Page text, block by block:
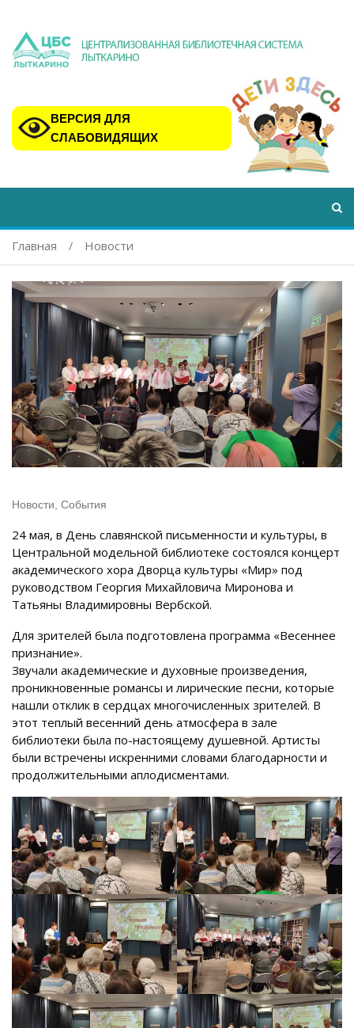
ВЕРСИЯ ДЛЯ
СЛАБОВИДЯЩИХ
Главная Новости
Новости События
24 мая, в День славянской письменности и культуры, в
Центральной модельной библиотеке состоялся концерт
академического хора Дворца культуры «Мир» под
руководством Георгия Михайловича Миронова и
Татьяны Владимировны Вербской.
Для зрителей была подготовлена программа «Весеннее
признание».
Звучали академические и духовные произведения,
проникновенные романсы и лирические песни, которые
нашли отклик в сердцах многочисленных зрителей. В
этот теплый весенний день атмосфера в зале
библиотеки была по-настоящему душевной. Артисты
были встречены искренними словами благодарности и
продолжительными аплодисментами.